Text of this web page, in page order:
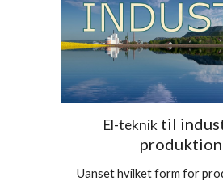
El-teknik til
produktion
Uanset hvilket form for